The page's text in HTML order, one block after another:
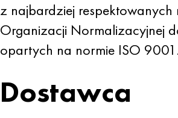
z najbardziej
Organizacji Normalizacyjnej
opartych na normie ISO 9001.
Dostawca